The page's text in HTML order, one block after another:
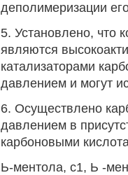
деполимеризации
5. Установлено, что
являются
катализаторами
давлением и могут
6. Осуществлено
давлением в
карбоновыми
Ь-ментола, с1, Ь -